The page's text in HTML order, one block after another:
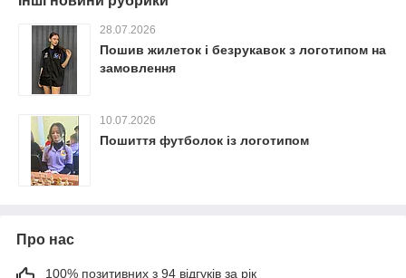
28.07.2026
Пошив жилеток і безрукавок з логотипом на
замовлення
10.07.2026
Пошиття футболок із логотипом
Про нас
100% позитивних з 94 відгуків за рік